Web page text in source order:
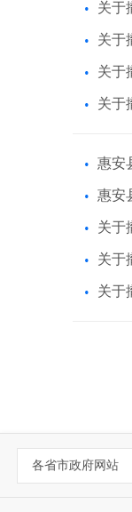
关于
关于
关于
关于
惠安
惠安
关于
关于
关于
各省市政府网站